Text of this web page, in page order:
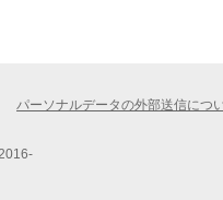
パーソナルデータの外部送信につ